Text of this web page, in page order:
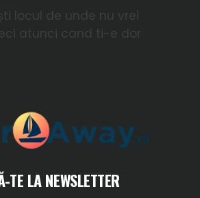
locul de unde nu vrei
atunci cand ti-e dor
TE LA NEWSLETTER